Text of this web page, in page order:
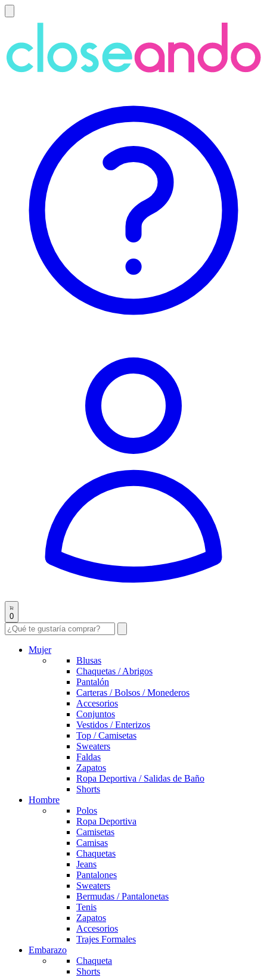
0
Mujer
Blusas
Chaquetas / Abrigos
Pantalón
Carteras / Bolsos / Monederos
Accesorios
Conjuntos
Vestidos / Enterizos
Top / Camisetas
Sweaters
Faldas
Zapatos
Ropa Deportiva / Salidas de Baño
Shorts
Hombre
Polos
Ropa Deportiva
Camisetas
Camisas
Chaquetas
Jeans
Pantalones
Sweaters
Bermudas / Pantalonetas
Tenis
Zapatos
Accesorios
Trajes Formales
Embarazo
Chaqueta
Shorts